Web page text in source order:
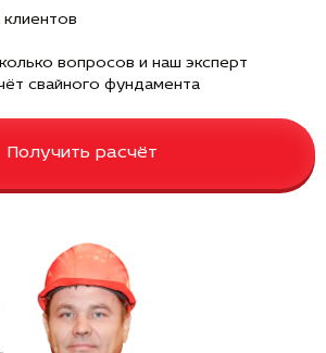
вопросов и наш эксперт
свайного фундамента
Получить расчёт